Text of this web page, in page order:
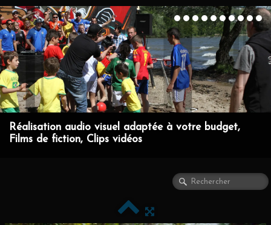
ACCUEIL
PRODUCTION A/V
DÉVELOPPEMENT
EN IMAGE
CONTACT
Réalisation audio visuel adaptée à votre budget,
Films de fiction, Clips vidéos